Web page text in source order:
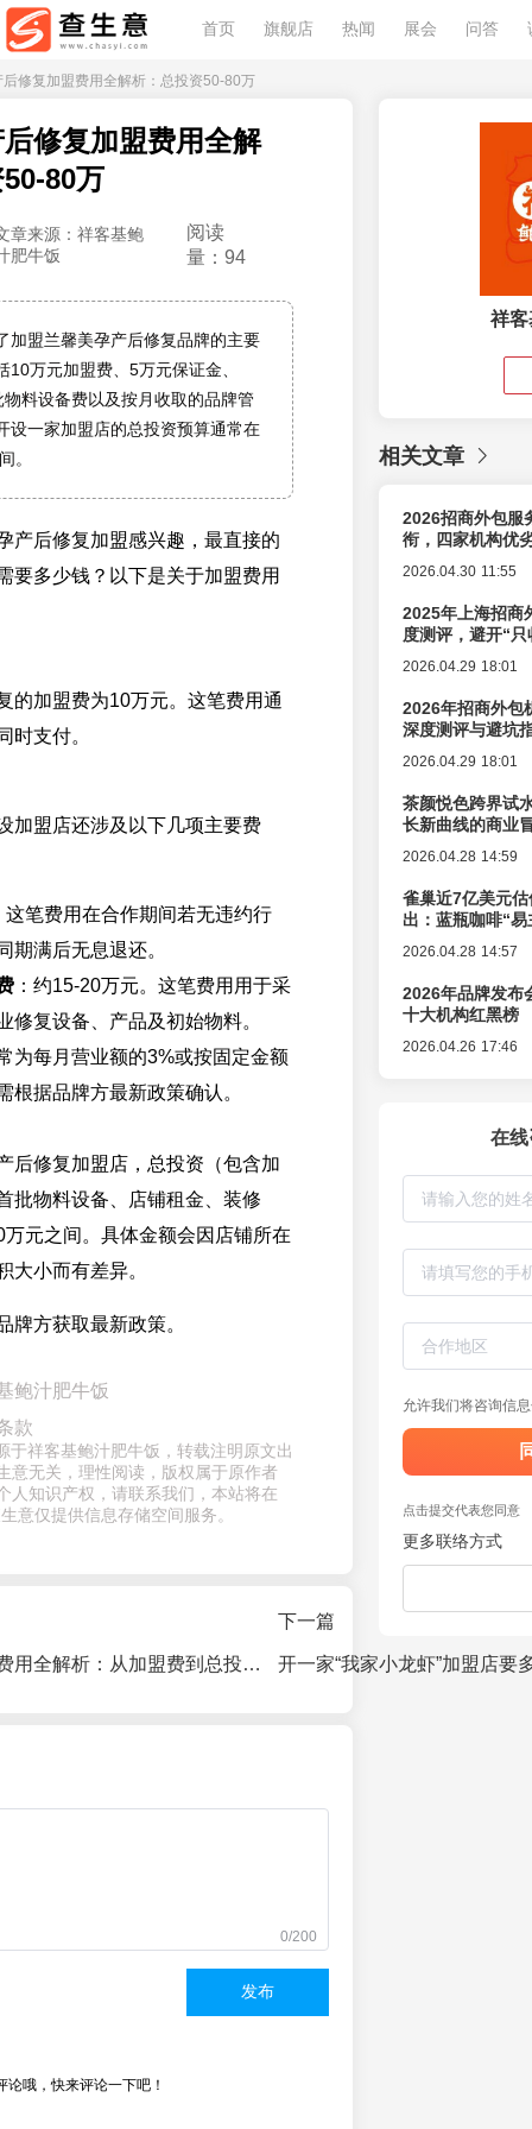
首页 旗舰店 热闻 展会 问答
修复加盟费用全解析：总投资50-80万
修复加盟费用全解
80万
章来源：祥客基鲍
肥牛饭
阅读
量：94
加盟兰馨美孕产后修复品牌的主要
10万元加盟费、5万元保证金、
料设备费以及按月收取的品牌管
设一家加盟店的总投资预算通常在
。
产后修复加盟感兴趣，最直接的
要多少钱？以下是关于加盟费用
的加盟费为10万元。这笔费用通
时支付。
加盟店还涉及以下几项主要费
这笔费用在合作期间若无违约行
期满后无息退还。
：约15-20万元。这笔费用用于采
修复设备、产品及初始物料。
为每月营业额的3%或按固定金额
根据品牌方最新政策确认。
后修复加盟店，总投资（包含加
批物料设备、店铺租金、装修
元之间。具体金额会因店铺所在
大小而有差异。
牌方获取最新政策。
鲍汁肥牛饭
款
于祥客基鲍汁肥牛饭，转载注明原文出
意无关，理性阅读，版权属于原作者
人知识产权，请联系我们，本站将在
意仅提供信息存储空间服务。
舒达智能床加盟费用全解析：从加盟费到总投资，一文看懂
下一篇
0/200
发布
论哦，快来评论一下吧！
祥
相关文章
2026招商外包服
衔，四家机构优
2026.04.30 11:55
2025年上海招商
度测评，避开“
2026.04.29 18:01
2026年招商外包
深度测评与避坑
2026.04.29 18:01
茶颜悦色跨界试
长新曲线的商业
2026.04.28 14:59
雀巢近7亿美元
出：蓝瓶咖啡“
2026.04.28 14:57
2026年品牌发布
十大机构红黑榜
2026.04.26 17:46
在
允许我们将咨询信
点击提交代表您同意
更多联络方式